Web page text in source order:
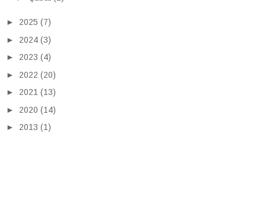
► 2025 (7)
► 2024 (3)
► 2023 (4)
► 2022 (20)
► 2021 (13)
► 2020 (14)
► 2013 (1)